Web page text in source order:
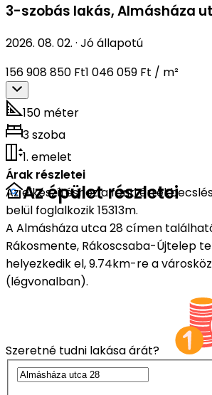
3-szobás lakás,Almásháza
2026. 08. 02. · Jó állapotú
156 908 850 Ft1 046 059 Ft / m²
150 méter
3 szoba
1. emelet
Árak részletei
Az elkészítéshez a fenti
belül foglalkozik 15313m.
Az épület részletei
A Almásháza utca 28 címen
Rákosmente, Rákoscsaba-Újtelep
helyezkedik el, 9.74km-re a
(légvonalban).
Szeretné tudni lakása árát?